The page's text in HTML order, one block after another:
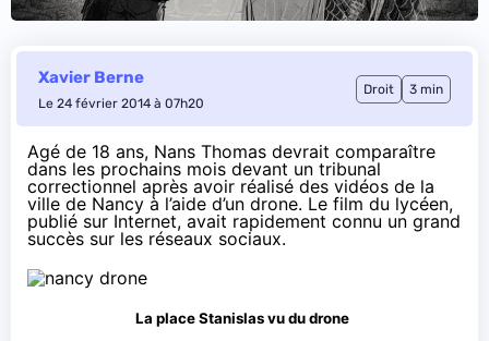
Xavier Berne
Le 24 février 2014 à 07h20
Droit 3 min
Agé de 18 ans, Nans Thomas devrait comparaître
dans les prochains mois devant un tribunal
correctionnel après avoir réalisé des vidéos de la
ville de Nancy à l’aide d’un drone. Le film du lycéen,
publié sur Internet, avait rapidement connu un grand
succès sur les réseaux sociaux.
La place Stanislas vu du drone